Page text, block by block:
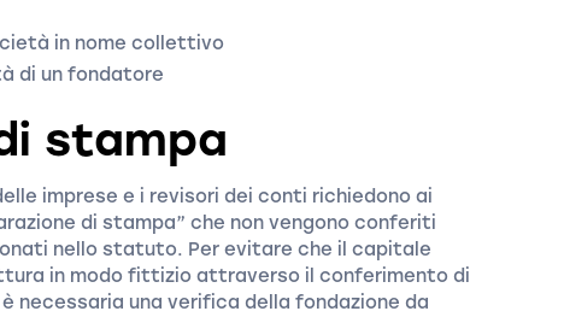
in nome collettivo
di un fondatore
stampa
imprese e i revisori dei conti richiedono ai
di stampa” che non vengono conferiti
nello statuto. Per evitare che il capitale
in modo fittizio attraverso il conferimento di
necessaria una verifica della fondazione da